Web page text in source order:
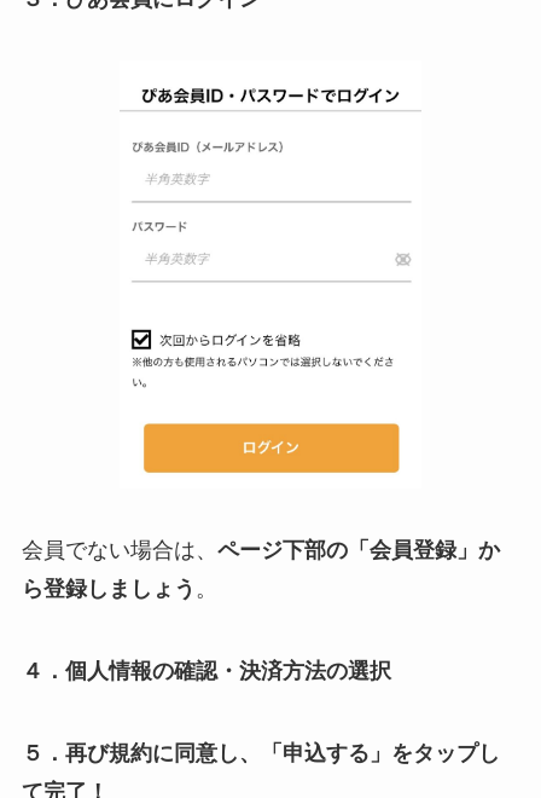
会員でない場合は、 ページ下部の「会員登録」か
ら登録しましょう 。
４．個人情報の確認・決済方法の選択
５．再び規約に同意し、「申込する」をタップし
て完了！